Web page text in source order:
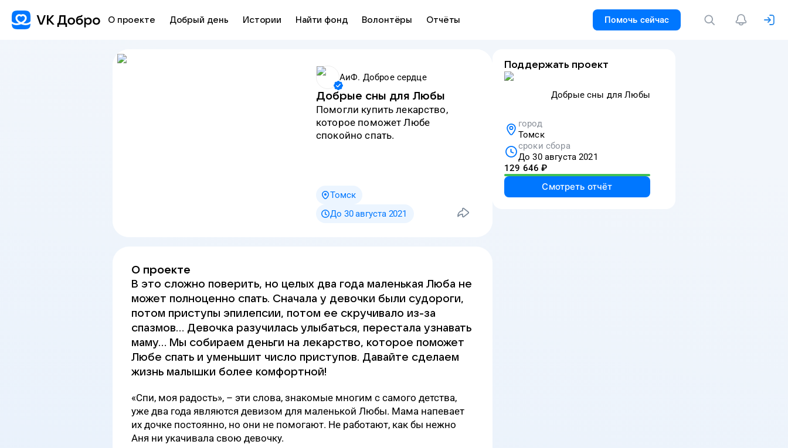
О проекте Добрый день Истории Найти фонд Волонтёры Отчёты Помочь сейчас
АиФ. Доброе сердце
Добрые сны для Любы
Помогли купить лекарство,
которое поможет Любе
спокойно спать.
Томск
До 30 августа 2021
О проекте
В это сложно поверить, но целых два года маленькая Люба не
может полноценно спать. Сначала у девочки были судороги,
потом приступы эпилепсии, потом ее скручивало из-за
спазмов… Девочка разучилась улыбаться, перестала узнавать
маму… Мы собираем деньги на лекарство, которое поможет
Любе спать и уменьшит число приступов. Давайте сделаем
жизнь малышки более комфортной!
«Спи, моя радость», – эти слова, знакомые многим с самого детства,
уже два года являются девизом для маленькой Любы. Мама напевает
их дочке постоянно, но они не помогают. Не работают, как бы нежно
Аня ни укачивала свою девочку.
Поддержать проект
Добрые сны для Любы
город
Томск
сроки сбора
До 30 августа 2021
129 646 ₽
Смотреть отчёт